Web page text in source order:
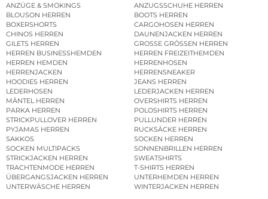
ANZÜGE & SMOKINGS
ANZUGSSCHUHE HERREN
BLOUSON HERREN
BOOTS HERREN
BOXERSHORTS
CARGOHOSEN HERREN
CHINOS HERREN
DAUNENJACKEN HERREN
GILETS HERREN
GROSSE GRÖSSEN HERREN
HERREN BUSINESSHEMDEN
HERREN FREIZEITHEMDEN
HERREN HEMDEN
HERRENHOSEN
HERRENJACKEN
HERRENSNEAKER
HOODIES HERREN
JEANS HERREN
LEDERHOSEN
LEDERJACKEN HERREN
MÄNTEL HERREN
OVERSHIRTS HERREN
PARKA HERREN
POLOSHIRTS HERREN
STRICKPULLOVER HERREN
PULLUNDER HERREN
PYJAMAS HERREN
RUCKSÄCKE HERREN
SAKKOS
SOCKEN HERREN
SOCKEN MULTIPACKS
SONNENBRILLEN HERREN
STRICKJACKEN HERREN
SWEATSHIRTS
TRACHTENMODE HERREN
T-SHIRTS HERREN
ÜBERGANGSJACKEN HERREN
UNTERHEMDEN HERREN
UNTERWÄSCHE HERREN
WINTERJACKEN HERREN